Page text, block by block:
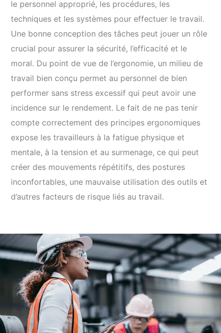
le personnel approprié, les procédures, les
techniques et les systèmes pour effectuer le travail.
Une bonne conception des tâches peut jouer un rôle
crucial pour assurer la sécurité, l’efficacité et le
moral. Du point de vue de l’ergonomie, un milieu de
travail bien conçu permet au personnel de bien
performer sans stress excessif qui peut avoir une
incidence sur le rendement. Le fait de ne pas tenir
compte correctement des principes ergonomiques
expose les travailleurs à la fatigue physique et
mentale, à la tension et au surmenage, ce qui peut
créer des mouvements répétitifs, des postures
inconfortables, une mauvaise utilisation des outils et
d’autres facteurs de risque liés au travail.